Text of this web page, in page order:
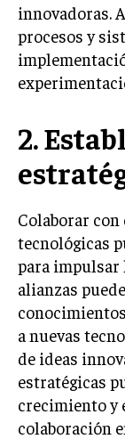
GESTIÓN
ANÁLISIS
GESTIÓN
innovadoras.
procesos y
2.
Colaborar
tecnológicas
para impulsar
alianzas
a nuevas
de ideas
estratégicas
crecimiento y
colaboración